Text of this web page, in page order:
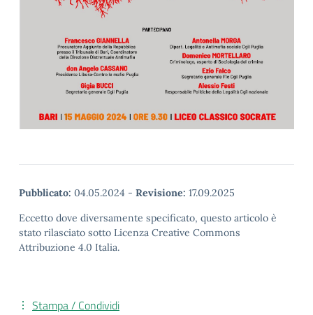
Pubblicato: 04.05.2024 - Revisione: 17.09.2025
Eccetto dove diversamente specificato, questo articolo è
stato rilasciato sotto Licenza Creative Commons
Attribuzione 4.0 Italia.
Stampa / Condividi